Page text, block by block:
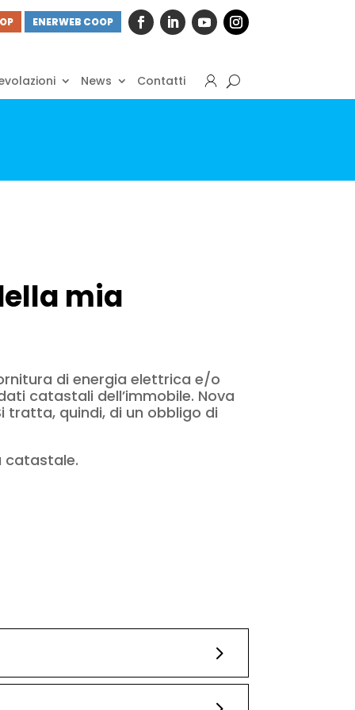
ENERWEB COOP
News Contatti
mia
di energia elettrica e/o
catastali dell’immobile. Nova
tratta, quindi, di un obbligo di
catastale.